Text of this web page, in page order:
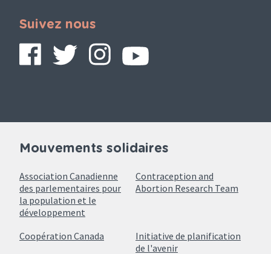
Suivez nous
Mouvements solidaires
Association Canadienne
des parlementaires pour
la population et le
développement
Contraception and
Abortion Research Team
Coopération Canada
Initiative de planification
de l'avenir